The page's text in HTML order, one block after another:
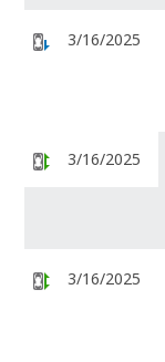
3/16/2025
3/16/2025
3/16/2025